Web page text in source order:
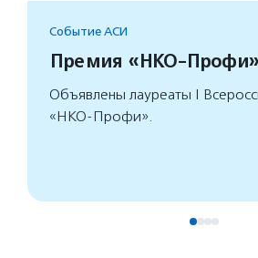
Событие АСИ
Премия «НКО-Профи»
Объявлены лауреаты I
«НКО-Профи».